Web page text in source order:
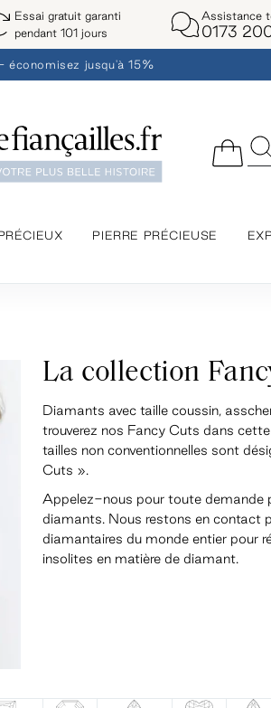
Essai gratuit garanti
pendant 101 jours
Assistance
0173
économisez jusqu'à 15%
PIERRE PRÉCIEUSE
La collection
Diamants avec taille coussin,
trouverez nos Fancy Cuts dans
tailles non conventionnelles sont
Cuts ».
Appelez-nous pour toute demande
diamants. Nous restons en contact
diamantaires du monde entier pour
insolites en matière de diamant.